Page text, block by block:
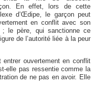
En effet, lors de cette
d’Œdipe, le garçon peut
en conflit avec son
; le père, qui sanctionne ce
de l’autorité liée à la peur
ouvertement en conflit
elle pas ressentie comme la
de ne pas en avoir. Elle